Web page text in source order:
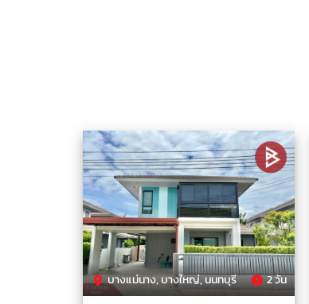
บางแม่นาง, บางใหญ่, นนทบุรี 2 วัน